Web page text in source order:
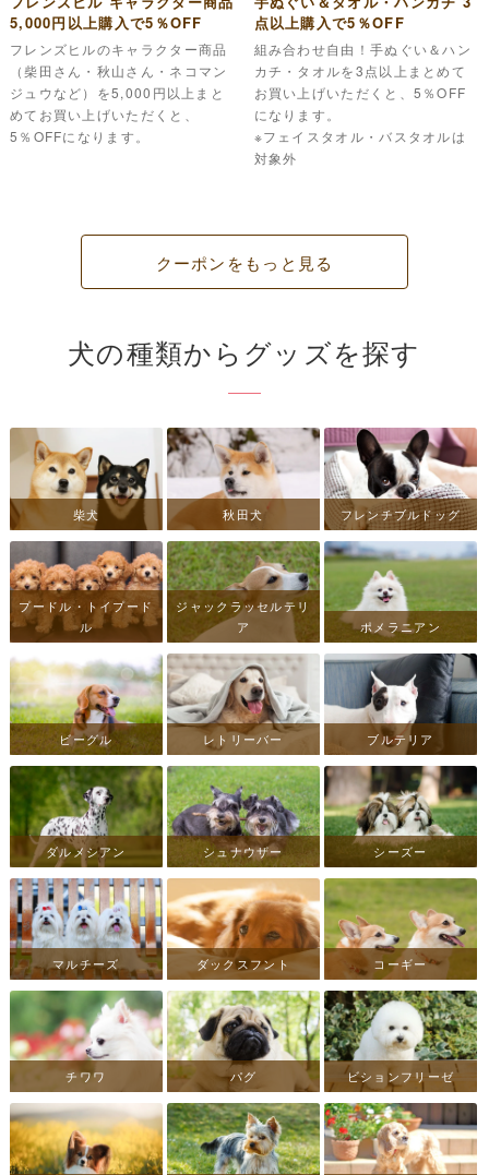
5,000円以上購入で5％OFF
フレンズヒルのキャラクター商品
（柴田さん・秋山さん・ネコマン
ジュウなど）を5,000円以上まと
めてお買い上げいただくと、
5％OFFになります。
点以上購入で5％OFF
組み合わせ自由！手ぬぐい＆ハン
カチ・タオルを3点以上まとめて
お買い上げいただくと、5％OFF
になります。
※フェイスタオル・バスタオルは
対象外
クーポンをもっと見る
犬の種類からグッズを探す
柴犬 秋田犬 フレンチブルドッグ
プードル・トイプード
ル
ジャックラッセルテリ
ア
ポメラニアン
ビーグル レトリーバー ブルテリア
ダルメシアン シュナウザー シーズー
マルチーズ ダックスフント コーギー
チワワ パグ ビションフリーゼ